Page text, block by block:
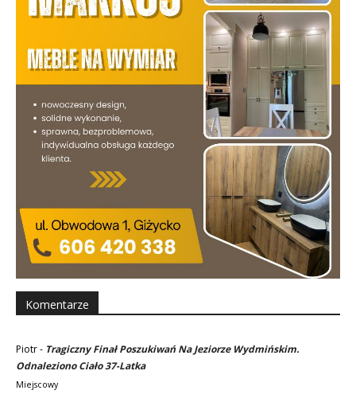
Komentarze
Piotr- Tragiczny Finał Poszukiwań Na Jeziorze Wydmińskim.
Odnaleziono Ciało 37-Latka
Miejscowy